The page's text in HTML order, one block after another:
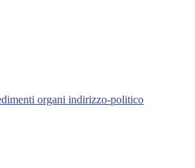
organi indirizzo-politico